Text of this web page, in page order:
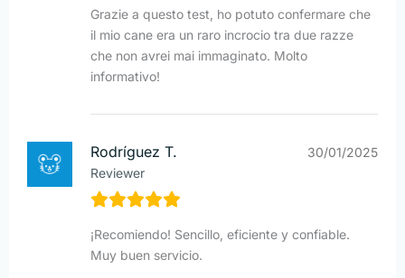
Grazie a questo test, ho potuto confermare che
il mio cane era un raro incrocio tra due razze
che non avrei mai immaginato. Molto
informativo!
Rodríguez T.
Reviewer
30/01/2025
¡Recomiendo! Sencillo, eficiente y confiable.
Muy buen servicio.